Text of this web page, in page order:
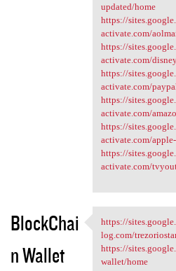
updated/home
https://
activate.com/
https://
activate.com/
https://
activate.com/
https://
activate.com/
https://
activate.com/
https://
activate.com/
BlockChai
n Wallet
https://
https://
log.com/
https://
wallet/home